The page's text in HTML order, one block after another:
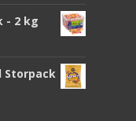
- 2 kg
Storpack